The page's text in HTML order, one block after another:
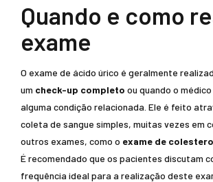
Quando e como
exame
O exame de ácido úrico é geralmente
um check-up completo ou quando o
alguma condição relacionada. Ele é feito
coleta de sangue simples, muitas vezes em
outros exames, como o exame de
É recomendado que os pacientes discutam
frequência ideal para a realização deste